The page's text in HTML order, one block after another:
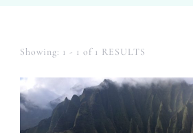
Showing: 1 - 1 of 1 RESULTS